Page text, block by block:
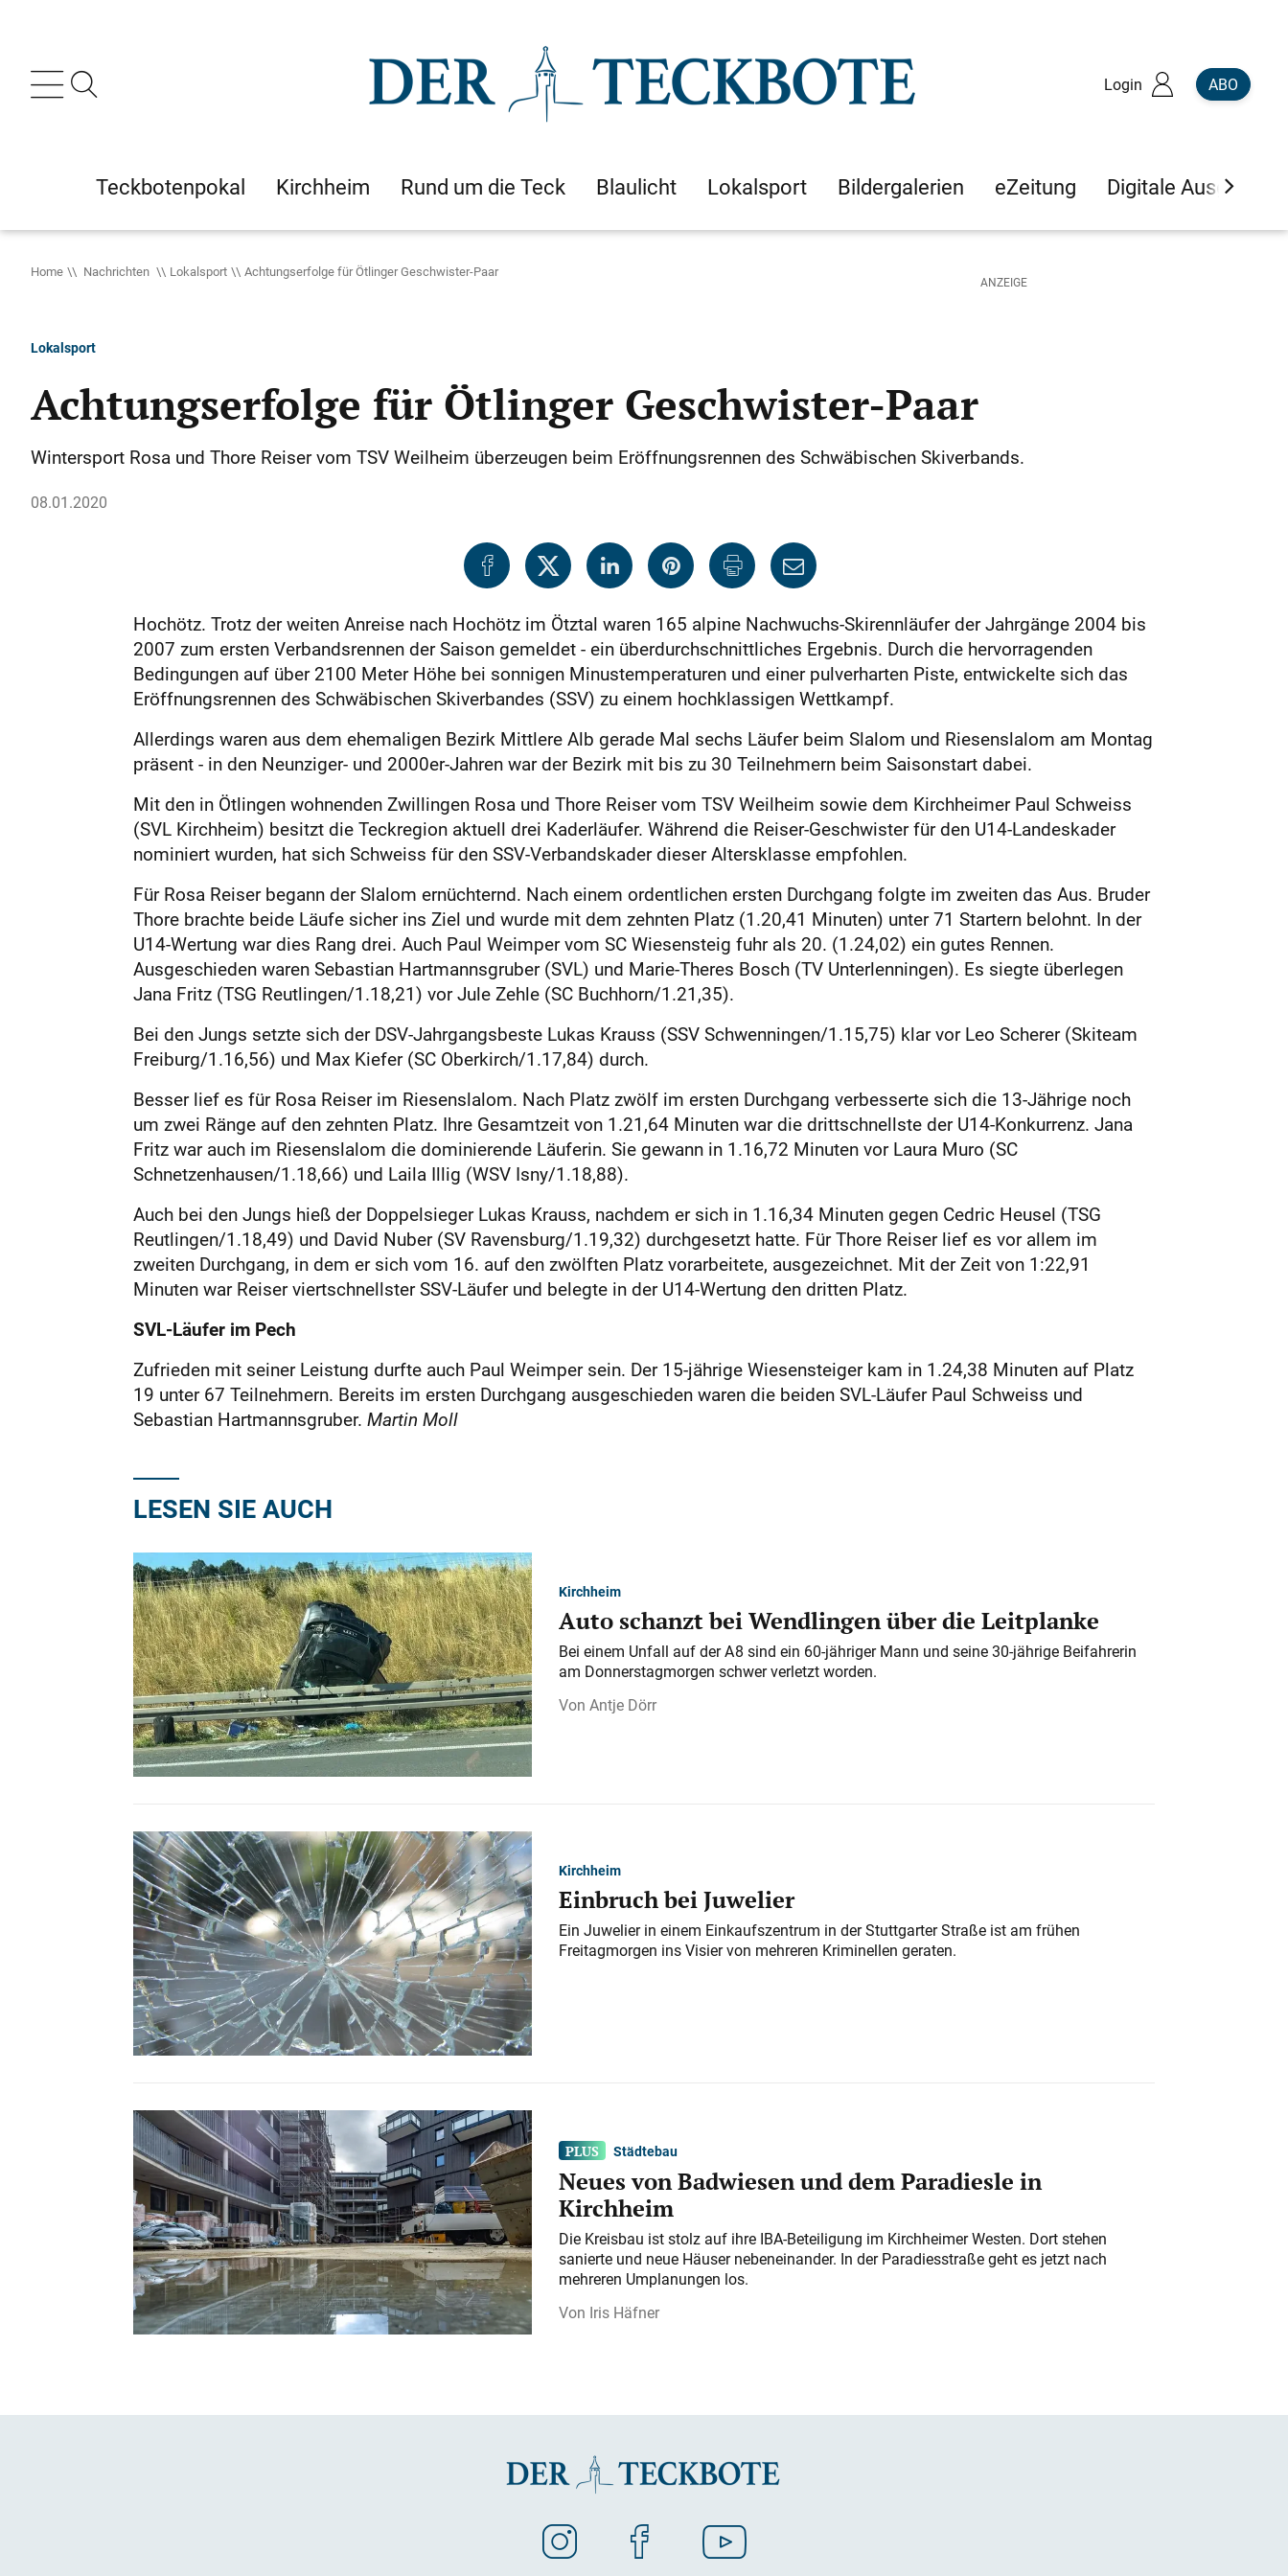
Login ABO
Teckbotenpokal Kirchheim Rund um die Teck Blaulicht Lokalsport Bildergalerien eZeitung Digitale Ausgaben
Home Nachrichten Lokalsport Achtungserfolge für Ötlinger Geschwister-Paar
Lokalsport
Achtungserfolge für Ötlinger Geschwister-Paar
Wintersport Rosa und Thore Reiser vom TSV Weilheim überzeugen beim Eröffnungsrennen des Schwäbischen Skiverbands.
08.01.2020
Hochötz. Trotz der weiten Anreise nach Hochötz im Ötztal waren 165 alpine Nachwuchs-Skirennläufer der Jahrgänge 2004 bis
2007 zum ersten Verbandsrennen der Saison gemeldet - ein überdurchschnittliches Ergebnis. Durch die hervorragenden
Bedingungen auf über 2100 Meter Höhe bei sonnigen Minustemperaturen und einer pulverharten Piste, entwickelte sich das
Eröffnungsrennen des Schwäbischen Skiverbandes (SSV) zu einem hochklassigen Wettkampf.
Allerdings waren aus dem ehemaligen Bezirk Mittlere Alb gerade Mal sechs Läufer beim Slalom und Riesenslalom am Montag
präsent - in den Neunziger- und 2000er-Jahren war der Bezirk mit bis zu 30 Teilnehmern beim Saisonstart dabei.
Mit den in Ötlingen wohnenden Zwillingen Rosa und Thore Reiser vom TSV Weilheim sowie dem Kirchheimer Paul Schweiss
(SVL Kirchheim) besitzt die Teckregion aktuell drei Kaderläufer. Während die Reiser-Geschwister für den U14-Landeskader
nominiert wurden, hat sich Schweiss für den SSV-Verbandskader dieser Altersklasse empfohlen.
Für Rosa Reiser begann der Slalom ernüchternd. Nach einem ordentlichen ersten Durchgang folgte im zweiten das Aus. Bruder
Thore brachte beide Läufe sicher ins Ziel und wurde mit dem zehnten Platz (1.20,41 Minuten) unter 71 Startern belohnt. In der
U14-Wertung war dies Rang drei. Auch Paul Weimper vom SC Wiesensteig fuhr als 20. (1.24,02) ein gutes Rennen.
Ausgeschieden waren Sebastian Hartmannsgruber (SVL) und Marie-Theres Bosch (TV Unterlenningen). Es siegte überlegen
Jana Fritz (TSG Reutlingen/1.18,21) vor Jule Zehle (SC Buchhorn/1.21,35).
Bei den Jungs setzte sich der DSV-Jahrgangsbeste Lukas Krauss (SSV Schwenningen/1.15,75) klar vor Leo Scherer (Skiteam
Freiburg/1.16,56) und Max Kiefer (SC Oberkirch/1.17,84) durch.
Besser lief es für Rosa Reiser im Riesenslalom. Nach Platz zwölf im ersten Durchgang verbesserte sich die 13-Jährige noch
um zwei Ränge auf den zehnten Platz. Ihre Gesamtzeit von 1.21,64 Minuten war die drittschnellste der U14-Konkurrenz. Jana
Fritz war auch im Riesenslalom die dominierende Läuferin. Sie gewann in 1.16,72 Minuten vor Laura Muro (SC
Schnetzenhausen/1.18,66) und Laila Illig (WSV Isny/1.18,88).
Auch bei den Jungs hieß der Doppelsieger Lukas Krauss, nachdem er sich in 1.16,34 Minuten gegen Cedric Heusel (TSG
Reutlingen/1.18,49) und David Nuber (SV Ravensburg/1.19,32) durchgesetzt hatte. Für Thore Reiser lief es vor allem im
zweiten Durchgang, in dem er sich vom 16. auf den zwölften Platz vorarbeitete, ausgezeichnet. Mit der Zeit von 1:22,91
Minuten war Reiser viertschnellster SSV-Läufer und belegte in der U14-Wertung den dritten Platz.
SVL-Läufer im Pech
Zufrieden mit seiner Leistung durfte auch Paul Weimper sein. Der 15-jährige Wiesensteiger kam in 1.24,38 Minuten auf Platz
19 unter 67 Teilnehmern. Bereits im ersten Durchgang ausgeschieden waren die beiden SVL-Läufer Paul Schweiss und
Sebastian Hartmannsgruber. Martin Moll
LESEN SIE AUCH
Kirchheim
Auto schanzt bei Wendlingen über die Leitplanke
Bei einem Unfall auf der A 8 sind ein 60-jähriger Mann und seine 30-jährige Beifahrerin
am Donnerstagmorgen schwer verletzt worden.
Antje Dörr
Kirchheim
Einbruch bei Juwelier
Ein Juwelier in einem Einkaufszentrum in der Stuttgarter Straße ist am frühen
Freitagmorgen ins Visier von mehreren Kriminellen geraten.
Städtebau
Neues von Badwiesen und dem Paradiesle in
Kirchheim
Die Kreisbau ist stolz auf ihre IBA-Beteiligung im Kirchheimer Westen. Dort stehen
sanierte und neue Häuser nebeneinander. In der Paradiesstraße geht es jetzt nach
mehreren Umplanungen los.
Iris Häfner